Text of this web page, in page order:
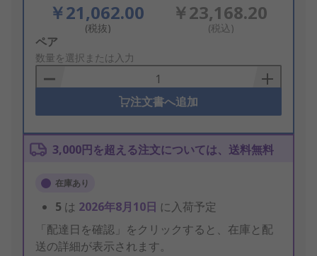
￥21,062.00
(税抜)
￥23,168.20
(税込)
Add
to
Basket
ペア
数量を選択または入力
注文書へ追加
3,000円を超える注文については、送料無料
在庫あり
5 は 2026年8月10日 に入荷予定
「配達日を確認」をクリックすると、在庫と配
送の詳細が表示されます。